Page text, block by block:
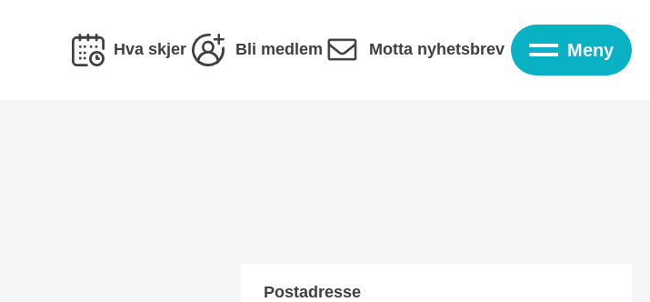
Meny
Hva skjer Bli medlem Motta nyhetsbrev
Postadresse